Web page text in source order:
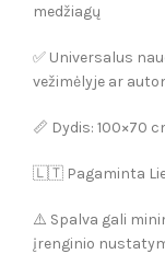
medžiagų
✅ Universalus
vežimėlyje ar
📏 Dydis: 100×70
🇱🇹 Pagaminta
⚠️ Spalva gali
įrenginio